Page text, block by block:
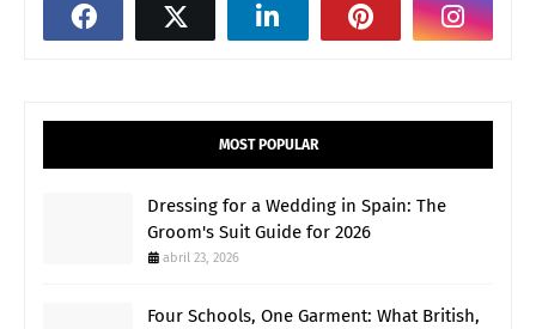
MOST POPULAR
Dressing for a Wedding in Spain: The
Groom's Suit Guide for 2026
abril 23, 2026
Four Schools, One Garment: What British,